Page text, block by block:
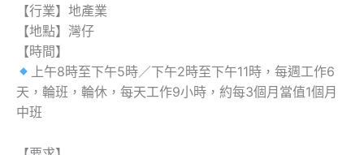
【行業】地產業
【地點】灣仔
【時間】
上午8時至下午5時／下午2時至下午11時，每週工作6
天，輪班，輪休，每天工作9小時，約每3個月當值1個月
中班